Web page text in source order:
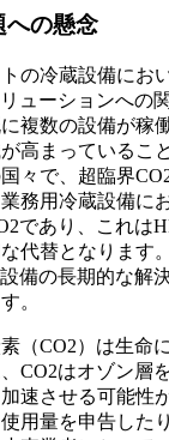
への懸念
の冷蔵設備にお
ューションへの
複数の設備が稼
高まっているこ
々で、超臨界
務用冷蔵設備に
であり、これは
代替となります
備の長期的な解
。
（CO2）は生命
CO2はオゾン層
速させる可能性
用量を申告した